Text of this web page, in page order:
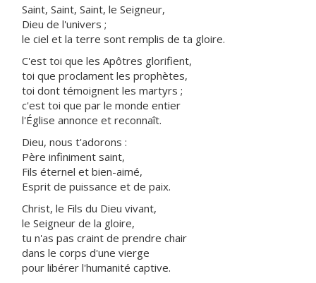
Saint, Saint, Saint, le Seigneur,
Dieu de l'univers ;
le ciel et la terre sont remplis de ta gloire.
C'est toi que les Apôtres glorifient,
toi que proclament les prophètes,
toi dont témoignent les martyrs ;
c'est toi que par le monde entier
l'Église annonce et reconnaît.
Dieu, nous t'adorons :
Père infiniment saint,
Fils éternel et bien-aimé,
Esprit de puissance et de paix.
Christ, le Fils du Dieu vivant,
le Seigneur de la gloire,
tu n'as pas craint de prendre chair
dans le corps d'une vierge
pour libérer l'humanité captive.